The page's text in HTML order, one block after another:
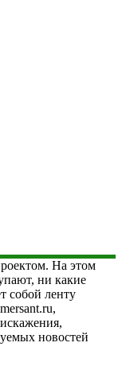
На этом
ни какие
собой ленту
новостей